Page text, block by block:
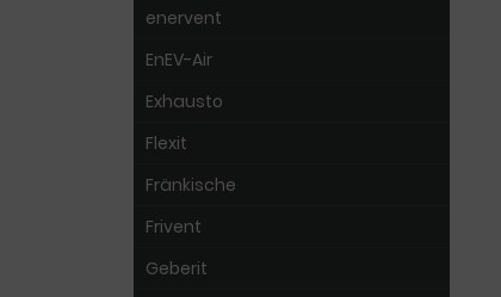
enervent
EnEV-Air
Exhausto
Flexit
Fränkische
Frivent
Geberit